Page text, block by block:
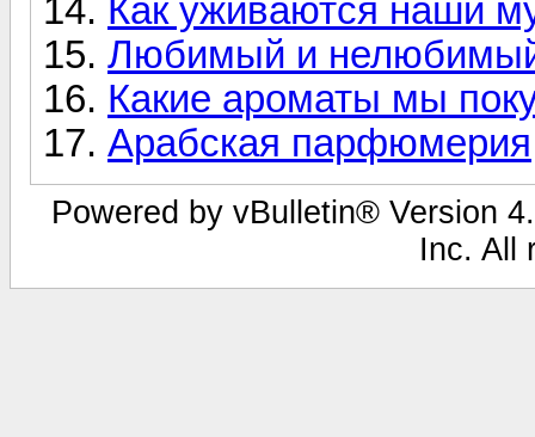
Как уживаются наши
Любимый и
Какие ароматы мы
Арабская парфюмерия
Powered by vBulletin® Version
Inc. All